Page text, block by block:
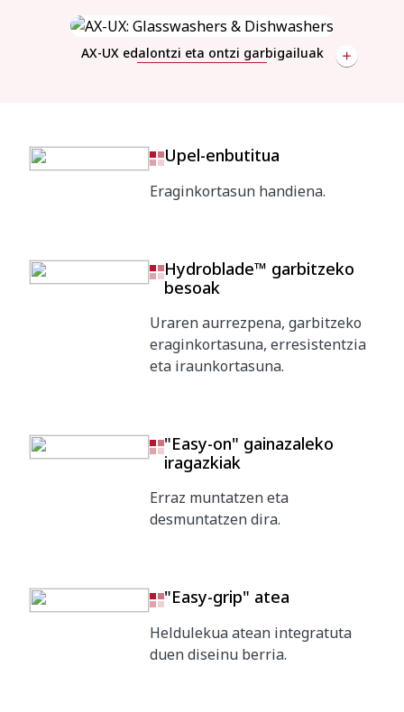
AX-UX edalontzi eta ontzi garbigailuak
Upel-enbutitua
Eraginkortasun handiena.
Hydroblade™ garbitzeko
besoak
Uraren aurrezpena, garbitzeko
eraginkortasuna, erresistentzia
eta iraunkortasuna.
"Easy-on" gainazaleko
iragazkiak
Erraz muntatzen eta
desmuntatzen dira.
"Easy-grip" atea
Heldulekua atean integratuta
duen diseinu berria.